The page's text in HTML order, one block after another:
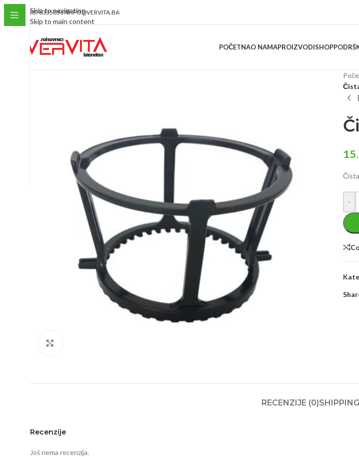
Skip to navigation
Skip to main content
+38763358567INFO@VERVITA.BA
POČETNAO NAMAPROIZVODISHOP
-
RECENZIJE (0)
Recenzije
Još nema recenzija.